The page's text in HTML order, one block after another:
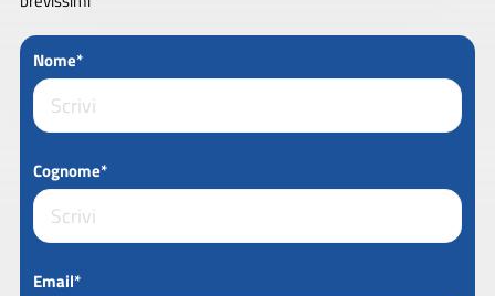
Nome*
Cognome*
Email*